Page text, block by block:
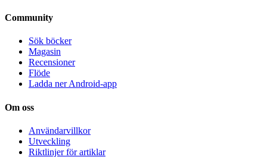
Community
Sök böcker
Magasin
Recensioner
Flöde
Ladda ner Android-app
Om oss
Användarvillkor
Utveckling
Riktlinjer för artiklar